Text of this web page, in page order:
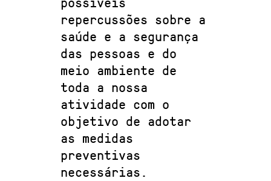
repercussões sobre a
saúde e a segurança
das pessoas e do
meio ambiente de
toda a nossa
atividade com o
objetivo de adotar
as medidas
preventivas
necessárias.